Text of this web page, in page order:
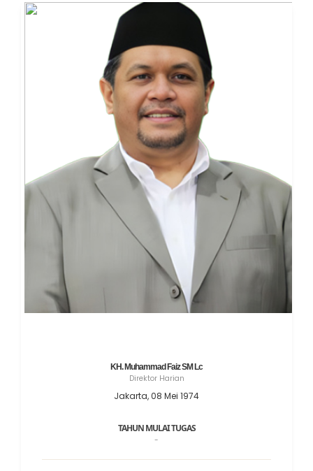
KH. Muhammad Faiz SM Lc
Direktor Harian
Jakarta, 08 Mei 1974
TAHUN MULAI TUGAS
-